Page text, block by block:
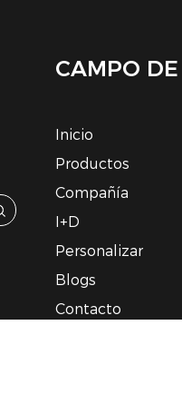
CAMPO
Inicio
Productos
Compañía
I+D
Personalizar
Blogs
Contacto